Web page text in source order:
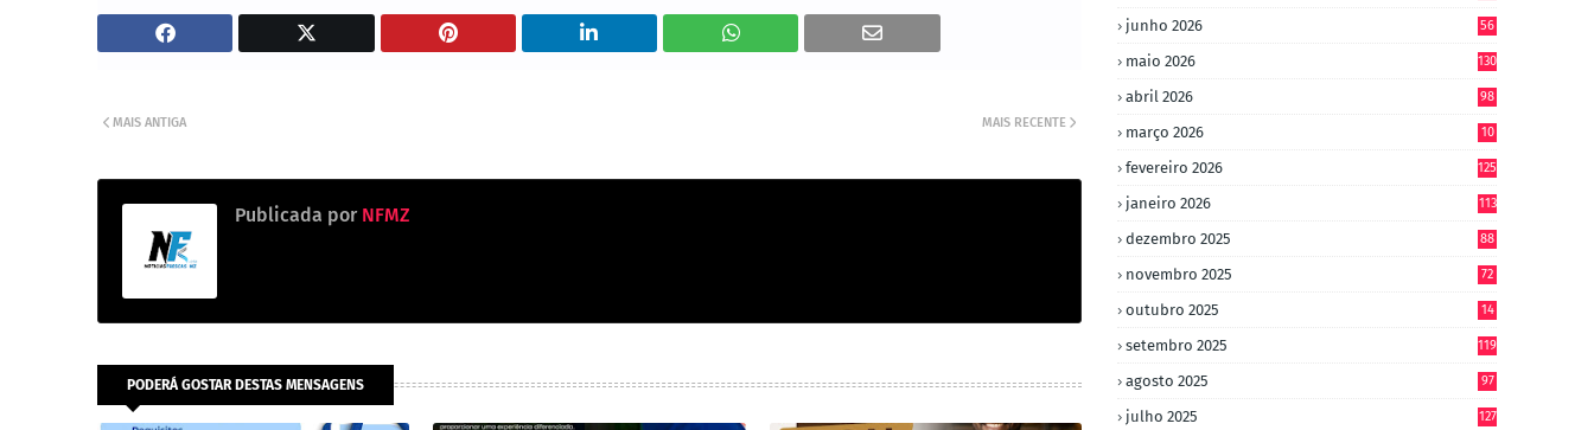
MAIS RECENTE
MAIS ANTIGA
Publicada por NFMZ
PODERÁ GOSTAR DESTAS MENSAGENS
junho 2026 56
maio 2026 130
abril 2026 98
março 2026
10
fevereiro 2026 125
janeiro 2026 113
dezembro 2025 88
novembro 2025 72
outubro 2025
14
setembro 2025 119
agosto 2025 97
julho 2025 127